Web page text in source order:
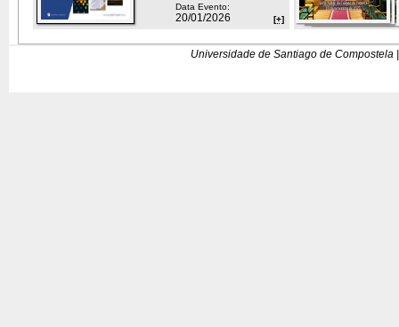
Data Evento:
20/01/2026 [+]
Universidade de Santiago de